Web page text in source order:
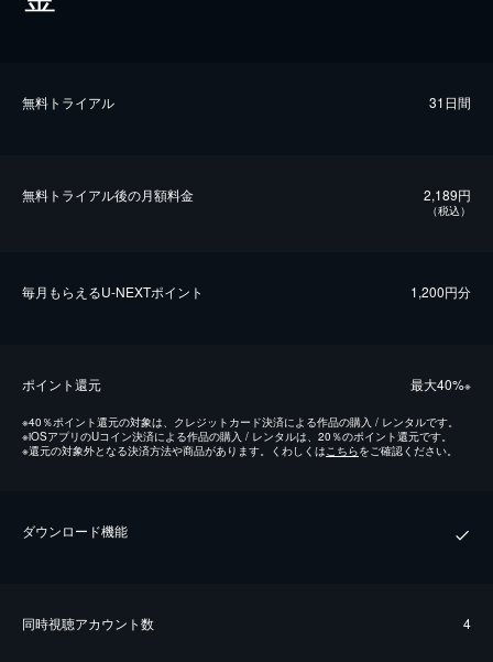
無料トライアル 31日間
無料トライアル後の⽉額料金 2,189円
（税込）
毎⽉もらえるU-NEXTポイント 1,200円分
ポイント還元 最⼤40%※
※40％ポイント還元の対象は、クレジットカード決済による作品の購入 / レンタルです。
※iOSアプリのUコイン決済による作品の購入 / レンタルは、20％のポイント還元です。
※還元の対象外となる決済方法や商品があります。くわしくはこちらをご確認ください。
ダウンロード機能
同時視聴アカウント数 4